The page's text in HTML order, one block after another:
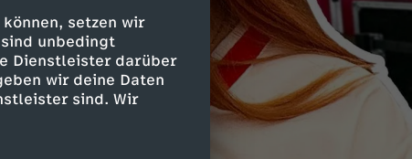
setzen wir
unbedingt
Dienstleister darüber
wir deine Daten
sind. Wir